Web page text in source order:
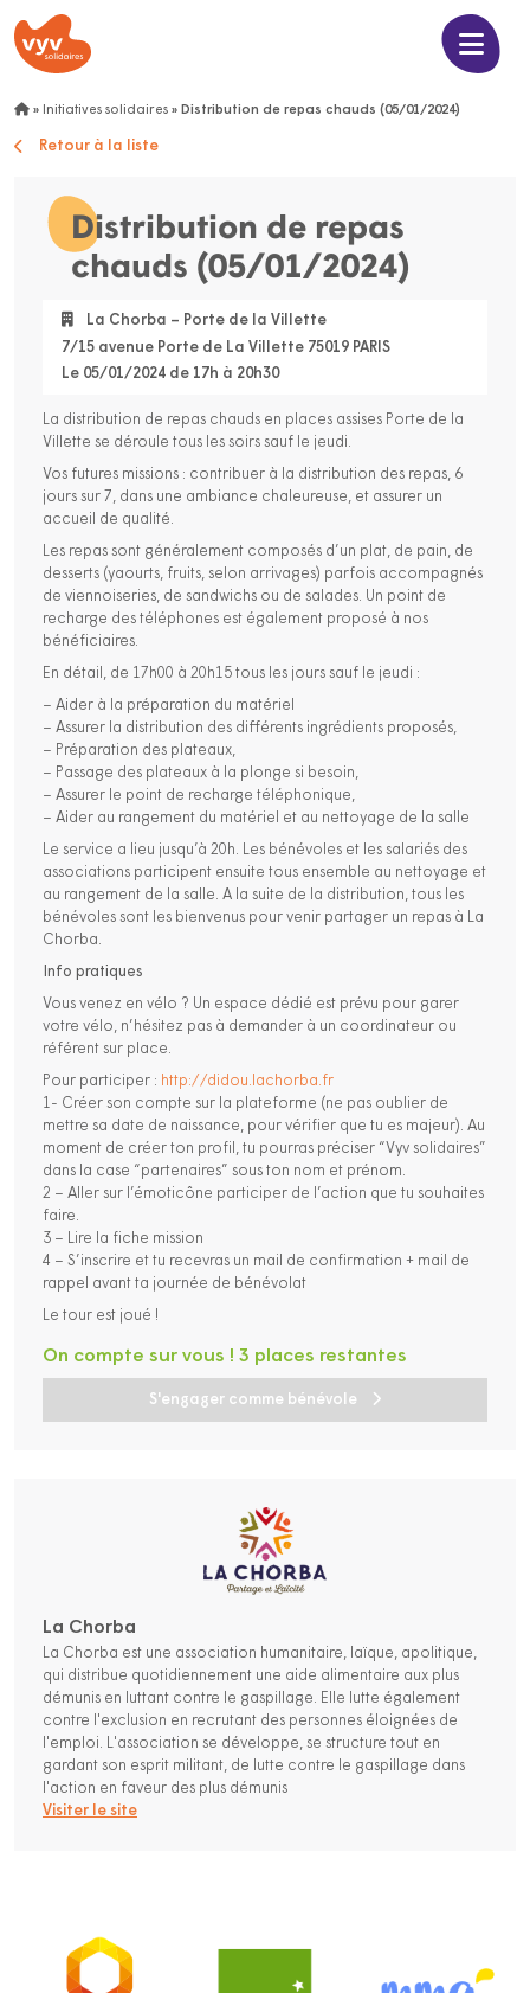
» Initiatives solidaires » Distribution de repas chauds (05/01/2024)
Retour à la liste
Distribution de repas
chauds (05/01/2024)
La Chorba – Porte de la Villette
7/15 avenue Porte de La Villette 75019 PARIS
Le 05/01/2024 de 17h à 20h30
La distribution de repas chauds en places assises Porte de la
Villette se déroule tous les soirs sauf le jeudi.
Vos futures missions : contribuer à la distribution des repas, 6
jours sur 7, dans une ambiance chaleureuse, et assurer un
accueil de qualité.
Les repas sont généralement composés d’un plat, de pain, de
desserts (yaourts, fruits, selon arrivages) parfois accompagnés
de viennoiseries, de sandwichs ou de salades. Un point de
recharge des téléphones est également proposé à nos
bénéficiaires.
En détail, de 17h00 à 20h15 tous les jours sauf le jeudi :
– Aider à la préparation du matériel
– Assurer la distribution des différents ingrédients proposés,
– Préparation des plateaux,
– Passage des plateaux à la plonge si besoin,
– Assurer le point de recharge téléphonique,
– Aider au rangement du matériel et au nettoyage de la salle
Le service a lieu jusqu’à 20h. Les bénévoles et les salariés des
associations participent ensuite tous ensemble au nettoyage et
au rangement de la salle. A la suite de la distribution, tous les
bénévoles sont les bienvenus pour venir partager un repas à La
Chorba.
Info pratiques
Vous venez en vélo ? Un espace dédié est prévu pour garer
votre vélo, n’hésitez pas à demander à un coordinateur ou
référent sur place.
Pour participer : http://didou.lachorba.fr
1- Créer son compte sur la plateforme (ne pas oublier de
mettre sa date de naissance, pour vérifier que tu es majeur). Au
moment de créer ton profil, tu pourras préciser “Vyv solidaires”
dans la case “partenaires” sous ton nom et prénom.
2 – Aller sur l’émoticône participer de l’action que tu souhaites
faire.
3 – Lire la fiche mission
4 – S’inscrire et tu recevras un mail de confirmation + mail de
rappel avant ta journée de bénévolat
Le tour est joué !
S'engager comme bénévole
On compte sur vous ! 3 places restantes
La Chorba
La Chorba est une association humanitaire, laïque, apolitique,
qui distribue quotidiennement une aide alimentaire aux plus
démunis en luttant contre le gaspillage. Elle lutte également
contre l'exclusion en recrutant des personnes éloignées de
l'emploi. L'association se développe, se structure tout en
gardant son esprit militant, de lutte contre le gaspillage dans
l'action en faveur des plus démunis
Visiter le site